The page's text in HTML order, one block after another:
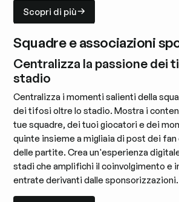
Scopri di più
Squadre e associazioni
Centralizza la passione dei
stadio
Centralizza i momenti salienti della
dei tifosi oltre lo stadio. Mostra i
tue squadre, dei tuoi giocatori e dei
quinte insieme a migliaia di post dei fan
delle partite. Crea un'esperienza
stadi che amplifichi il coinvolgimento e
entrate derivanti dalle sponsorizzazioni.